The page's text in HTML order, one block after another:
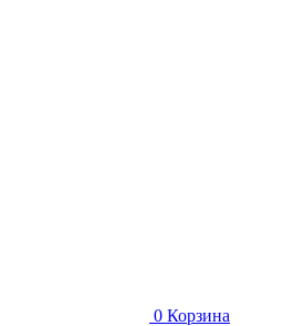
0 Корзина